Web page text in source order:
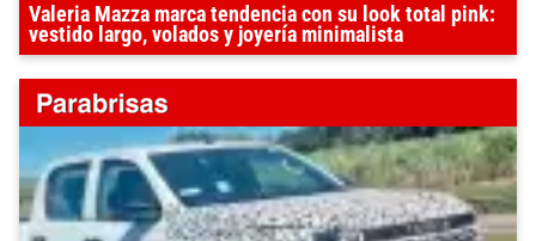
Valeria Mazza marca tendencia con su look total pink:
vestido largo, volados y joyería minimalista